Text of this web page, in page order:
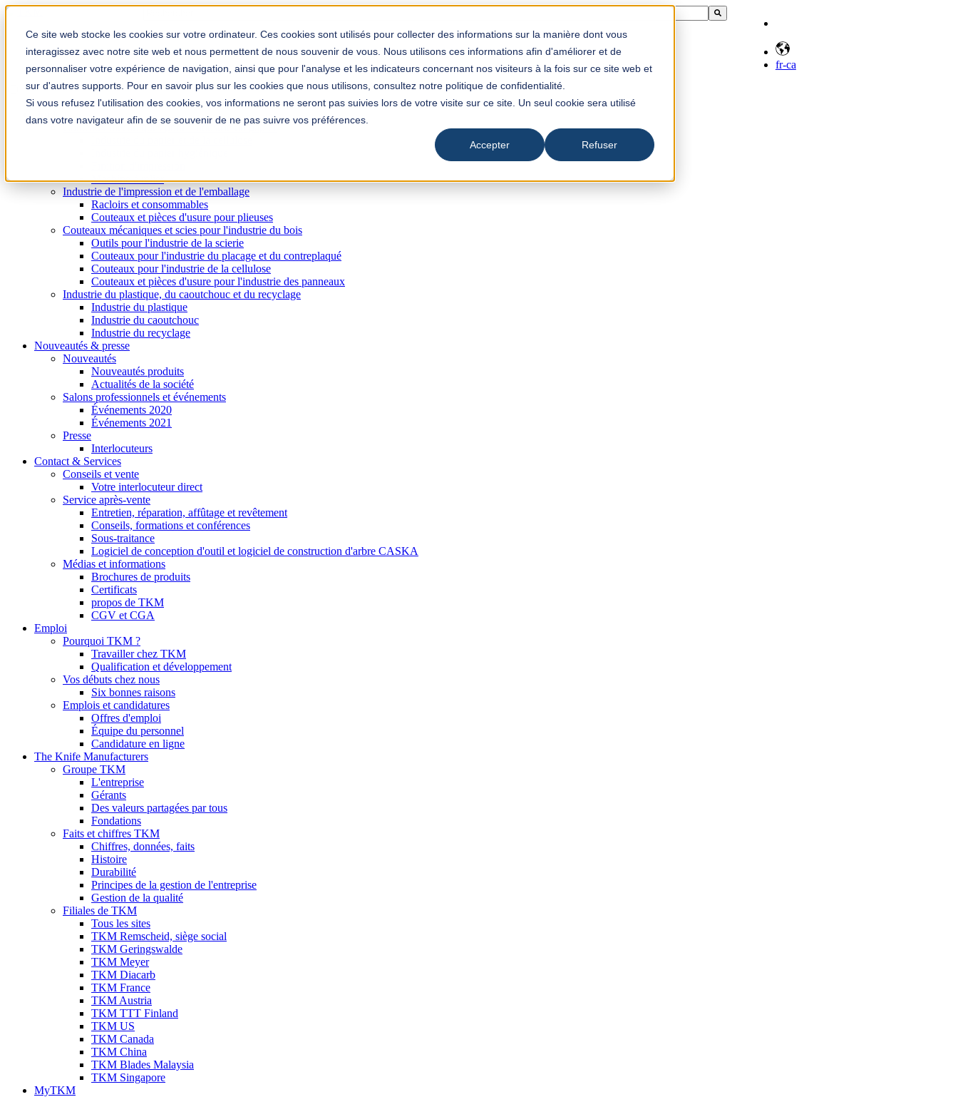
Ce site web stocke les cookies sur votre ordinateur. Ces cookies sont utilisés pour collecter des informations sur la manière dont vous
interagissez avec notre site web et nous permettent de nous souvenir de vous. Nous utilisons ces informations afin d'améliorer et de
personnaliser votre expérience de navigation, ainsi que pour l'analyse et les indicateurs concernant nos visiteurs à la fois sur ce site web et
sur d'autres supports. Pour en savoir plus sur les cookies que nous utilisons, consultez notre politique de confidentialité.
Si vous refusez l'utilisation des cookies, vos informations ne seront pas suivies lors de votre visite sur ce site. Un seul cookie sera utilisé
dans votre navigateur afin de se souvenir de ne pas suivre vos préférences.
Accepter Refuser
Aucune suggestion, car le champ de recherche est vide.
fr-ca
Produits
Couteaux mécaniques pour l'industrie du papier
Machine à relier
Industrie de l'impression et de l'emballage
Racloirs et consommables
Couteaux et pièces d'usure pour plieuses
Couteaux mécaniques et scies pour l'industrie du bois
Outils pour l'industrie de la scierie
Couteaux pour l'industrie du placage et du contreplaqué
Couteaux pour l'industrie de la cellulose
Couteaux et pièces d'usure pour l'industrie des panneaux
Industrie du plastique, du caoutchouc et du recyclage
Industrie du plastique
Industrie du caoutchouc
Industrie du recyclage
Nouveautés & presse
Nouveautés
Nouveautés produits
Actualités de la société
Salons professionnels et événements
Événements 2020
Événements 2021
Presse
Interlocuteurs
Contact & Services
Conseils et vente
Votre interlocuteur direct
Service après-vente
Entretien, réparation, affûtage et revêtement
Conseils, formations et conférences
Sous-traitance
Logiciel de conception d'outil et logiciel de construction d'arbre CASKA
Médias et informations
Brochures de produits
Certificats
propos de TKM
CGV et CGA
Emploi
Pourquoi TKM ?
Travailler chez TKM
Qualification et développement
Vos débuts chez nous
Six bonnes raisons
Emplois et candidatures
Offres d'emploi
Équipe du personnel
Candidature en ligne
The Knife Manufacturers
Groupe TKM
L'entreprise
Gérants
Des valeurs partagées par tous
Fondations
Faits et chiffres TKM
Chiffres, données, faits
Histoire
Durabilité
Principes de la gestion de l'entreprise
Gestion de la qualité
Filiales de TKM
Tous les sites
TKM Remscheid, siège social
TKM Geringswalde
TKM Meyer
TKM Diacarb
TKM France
TKM Austria
TKM TTT Finland
TKM US
TKM Canada
TKM China
TKM Blades Malaysia
TKM Singapore
MyTKM